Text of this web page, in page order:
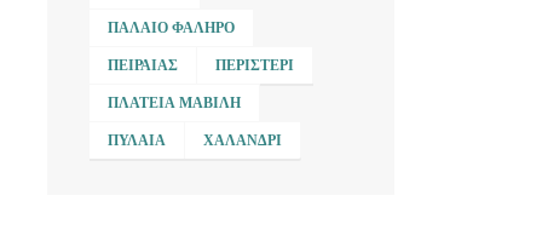
ΠΑΛΑΙΌ ΦΆΛΗΡΟ
ΠΕΙΡΑΙΆΣ ΠΕΡΙΣΤΈΡΙ
ΠΛΑΤΕΊΑ ΜΑΒΊΛΗ
ΠΥΛΑΊΑ ΧΑΛΆΝΔΡΙ